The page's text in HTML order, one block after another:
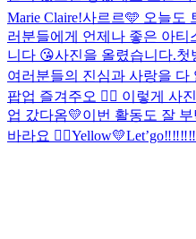
Marie Claire!사르르🩵 오늘도
러분들에게 언제나 좋은 아
니다 😘사진을 올렸습니다.첫
여러분들의 진심과 사랑을 다
팝업 즐겨주오 ✌🏻 이렇게 사
업 갔다옴💛이번 활동도 잘
바라요 ✌🏻Yellow💛